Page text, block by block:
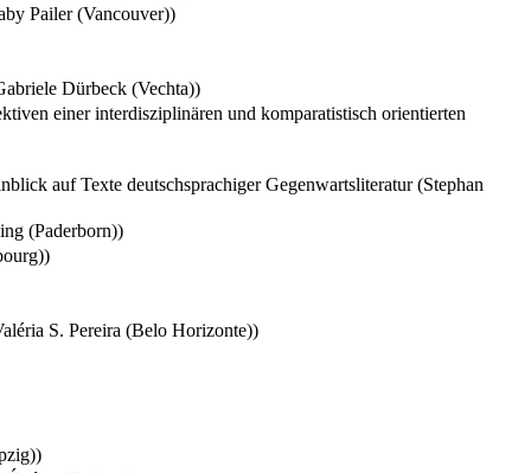
Pailer (Vancouver))
Dürbeck (Vechta))
einer interdisziplinären und komparatistisch orientierten
auf Texte deutschsprachiger Gegenwartsliteratur (Stephan
(Paderborn))
S. Pereira (Belo Horizonte))